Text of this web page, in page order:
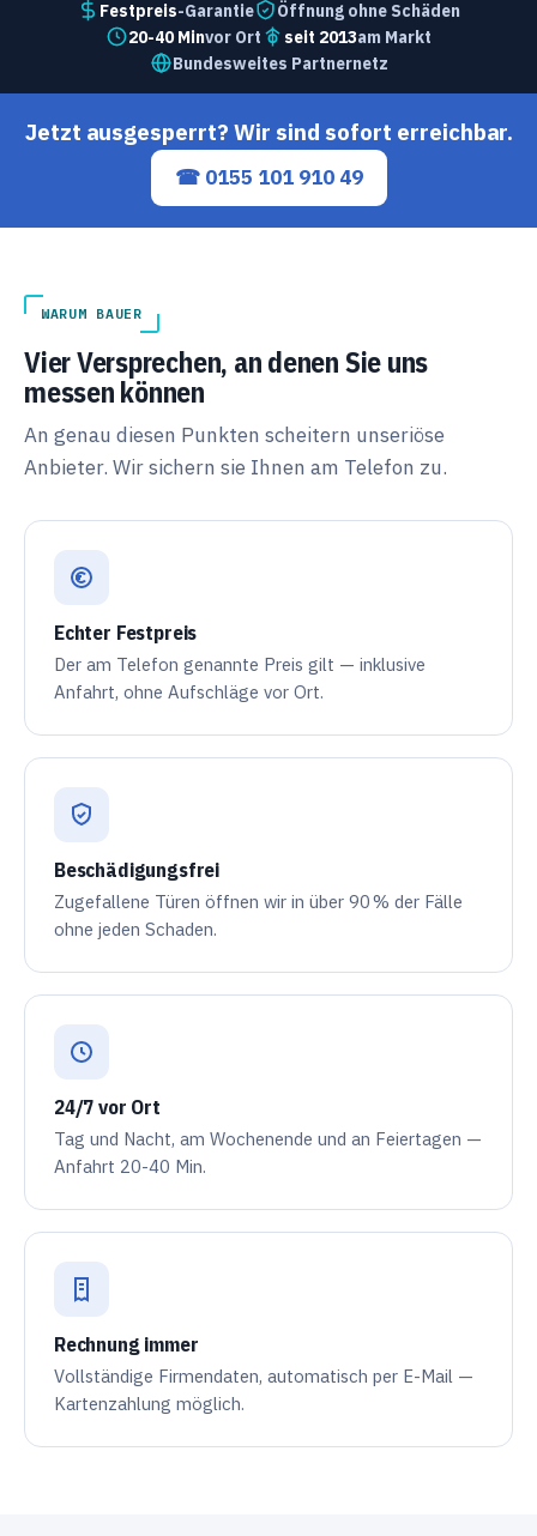
Festpreis-Garantie
Öffnung ohne Schäden
20-40 Minvor Ort seit 2013am Markt
Bundesweites Partnernetz
Jetzt ausgesperrt? Wir sind sofort erreichbar.
☎ 0155 101 910 49
WARUM BAUER
Vier Versprechen, an denen Sie uns
messen können
An genau diesen Punkten scheitern unseriöse
Anbieter. Wir sichern sie Ihnen am Telefon zu.
Echter Festpreis
Der am Telefon genannte Preis gilt — inklusive
Anfahrt, ohne Aufschläge vor Ort.
Beschädigungsfrei
Zugefallene Türen öffnen wir in über 90 % der Fälle
ohne jeden Schaden.
24/7 vor Ort
Tag und Nacht, am Wochenende und an Feiertagen —
Anfahrt 20-40 Min.
Rechnung immer
Vollständige Firmendaten, automatisch per E-Mail —
Kartenzahlung möglich.